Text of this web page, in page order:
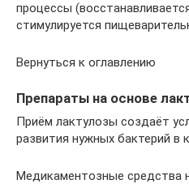
процессы
стимулируется
Вернуться к оглавлению
Препараты на основе
Приём лактулозы создаёт
развития нужных бактерий в
Медикаментозные средства